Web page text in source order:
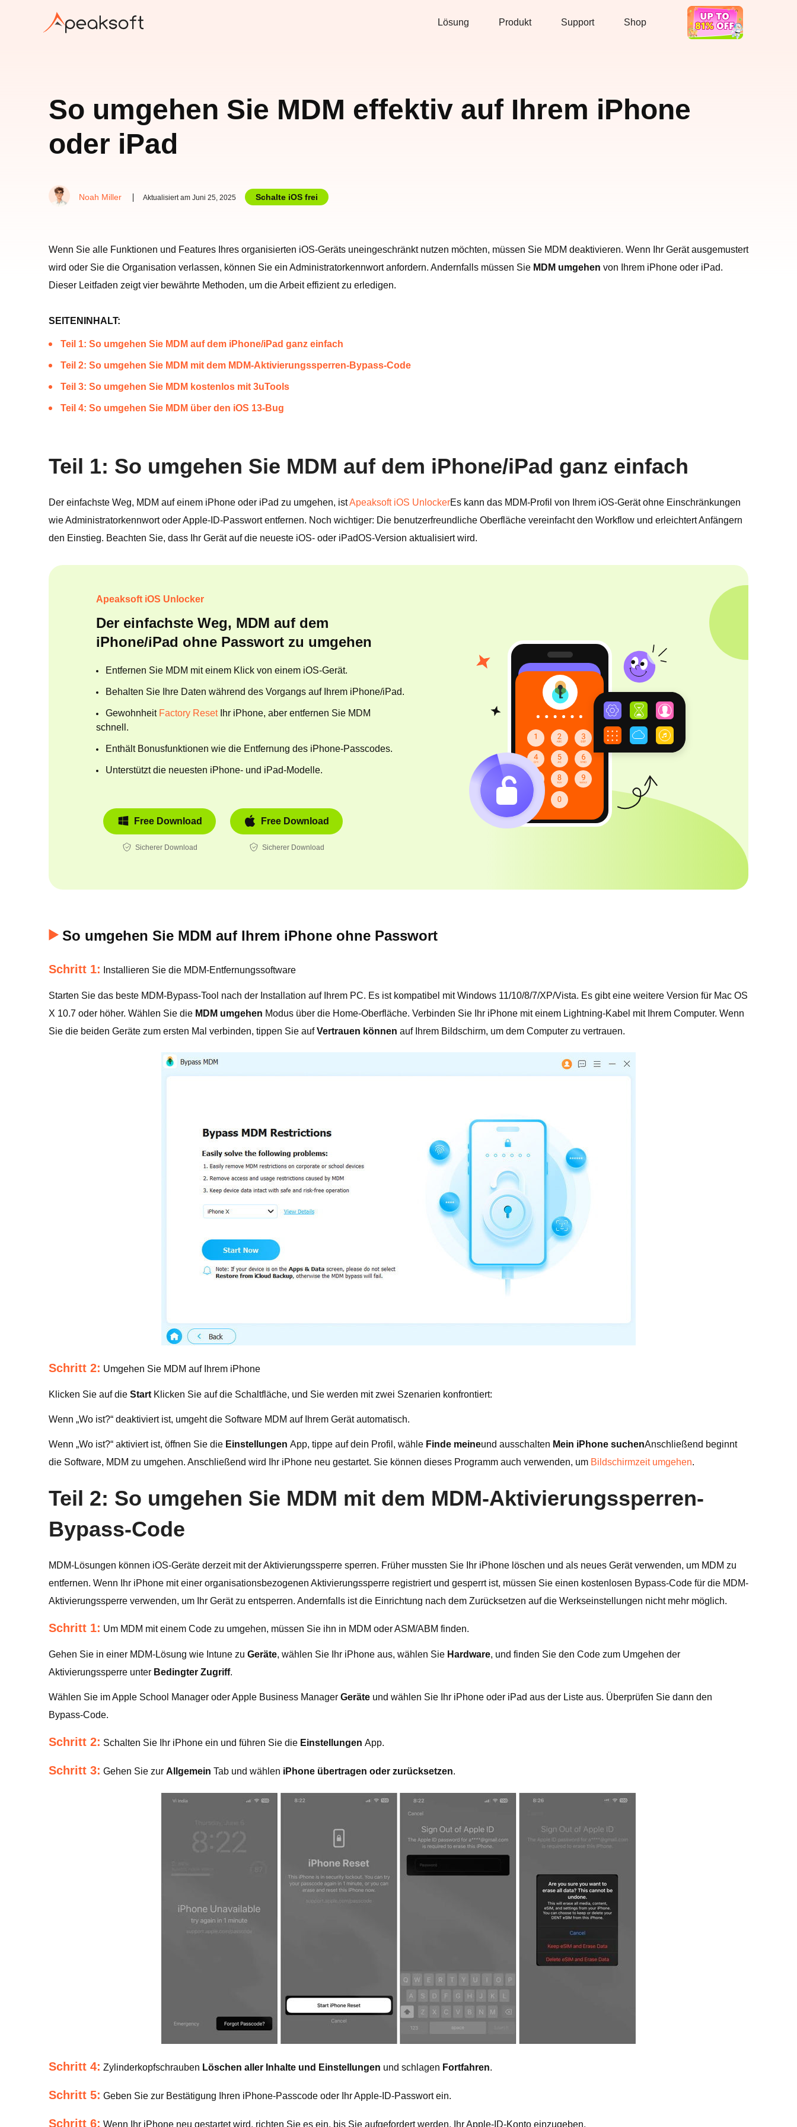
Lösung Produkt Support Shop
Hot Deal
So umgehen Sie MDM effektiv auf Ihrem iPhone
oder iPad
Noah Miller Aktualisiert am Juni 25, 2025 Schalte iOS frei
Wenn Sie alle Funktionen und Features Ihres organisierten iOS-Geräts uneingeschränkt nutzen möchten, müssen Sie MDM deaktivieren. Wenn Ihr Gerät ausgemustert
wird oder Sie die Organisation verlassen, können Sie ein Administratorkennwort anfordern. Andernfalls müssen Sie MDM umgehen von Ihrem iPhone oder iPad.
Dieser Leitfaden zeigt vier bewährte Methoden, um die Arbeit effizient zu erledigen.
SEITENINHALT:
Teil 1: So umgehen Sie MDM auf dem iPhone/iPad ganz einfach
Teil 2: So umgehen Sie MDM mit dem MDM-Aktivierungssperren-Bypass-Code
Teil 3: So umgehen Sie MDM kostenlos mit 3uTools
Teil 4: So umgehen Sie MDM über den iOS 13-Bug
Teil 1: So umgehen Sie MDM auf dem iPhone/iPad ganz einfach
Der einfachste Weg, MDM auf einem iPhone oder iPad zu umgehen, istApeaksoft iOS UnlockerEs kann das MDM-Profil von Ihrem iOS-Gerät ohne Einschränkungen
wie Administratorkennwort oder Apple-ID-Passwort entfernen. Noch wichtiger: Die benutzerfreundliche Oberfläche vereinfacht den Workflow und erleichtert Anfängern
den Einstieg. Beachten Sie, dass Ihr Gerät auf die neueste iOS- oder iPadOS-Version aktualisiert wird.
Apeaksoft iOS Unlocker
Der einfachste Weg, MDM auf dem
iPhone/iPad ohne Passwort zu umgehen
Entfernen Sie MDM mit einem Klick von einem iOS-Gerät.
Behalten Sie Ihre Daten während des Vorgangs auf Ihrem iPhone/iPad.
Gewohnheit Factory ResetIhr iPhone, aber entfernen Sie MDM
schnell.
Enthält Bonusfunktionen wie die Entfernung des iPhone-Passcodes.
Unterstützt die neuesten iPhone- und iPad-Modelle.
Free Download
Sicherer Download
Free Download
Sicherer Download
So umgehen Sie MDM auf Ihrem iPhone ohne Passwort
Schritt 1: Installieren Sie die MDM-Entfernungssoftware
Starten Sie das beste MDM-Bypass-Tool nach der Installation auf Ihrem PC. Es ist kompatibel mit Windows 11/10/8/7/XP/Vista. Es gibt eine weitere Version für Mac OS
X 10.7 oder höher. Wählen Sie die MDM umgehen Modus über die Home-Oberfläche. Verbinden Sie Ihr iPhone mit einem Lightning-Kabel mit Ihrem Computer. Wenn
Sie die beiden Geräte zum ersten Mal verbinden, tippen Sie aufVertrauen können auf Ihrem Bildschirm, um dem Computer zu vertrauen.
Schritt 2: Umgehen Sie MDM auf Ihrem iPhone
Klicken Sie auf die Start Klicken Sie auf die Schaltfläche, und Sie werden mit zwei Szenarien konfrontiert:
Wenn „Wo ist?“ deaktiviert ist, umgeht die Software MDM auf Ihrem Gerät automatisch.
Wenn „Wo ist?“ aktiviert ist, öffnen Sie die Einstellungen App, tippe auf dein Profil, wähle Finde meineund ausschalten Mein iPhone suchenAnschließend beginnt
die Software, MDM zu umgehen. Anschließend wird Ihr iPhone neu gestartet. Sie können dieses Programm auch verwenden, um Bildschirmzeit umgehen.
Teil 2: So umgehen Sie MDM mit dem MDM-Aktivierungssperren-
Bypass-Code
MDM-Lösungen können iOS-Geräte derzeit mit der Aktivierungssperre sperren. Früher mussten Sie Ihr iPhone löschen und als neues Gerät verwenden, um MDM zu
entfernen. Wenn Ihr iPhone mit einer organisationsbezogenen Aktivierungssperre registriert und gesperrt ist, müssen Sie einen kostenlosen Bypass-Code für die MDM-
Aktivierungssperre verwenden, um Ihr Gerät zu entsperren. Andernfalls ist die Einrichtung nach dem Zurücksetzen auf die Werkseinstellungen nicht mehr möglich.
Schritt 1: Um MDM mit einem Code zu umgehen, müssen Sie ihn in MDM oder ASM/ABM finden.
Gehen Sie in einer MDM-Lösung wie Intune zu Geräte, wählen Sie Ihr iPhone aus, wählen Sie Hardware, und finden Sie den Code zum Umgehen der
Aktivierungssperre unter Bedingter Zugriff.
Wählen Sie im Apple School Manager oder Apple Business Manager Geräte und wählen Sie Ihr iPhone oder iPad aus der Liste aus. Überprüfen Sie dann den
Bypass-Code.
Schritt 2: Schalten Sie Ihr iPhone ein und führen Sie die Einstellungen App.
Schritt 3: Gehen Sie zur Allgemein Tab und wählen iPhone übertragen oder zurücksetzen.
Schritt 4: Zylinderkopfschrauben Löschen aller Inhalte und Einstellungen und schlagen Fortfahren.
Schritt 5: Geben Sie zur Bestätigung Ihren iPhone-Passcode oder Ihr Apple-ID-Passwort ein.
Schritt 6: Wenn Ihr iPhone neu gestartet wird, richten Sie es ein, bis Sie aufgefordert werden, Ihr Apple-ID-Konto einzugeben.